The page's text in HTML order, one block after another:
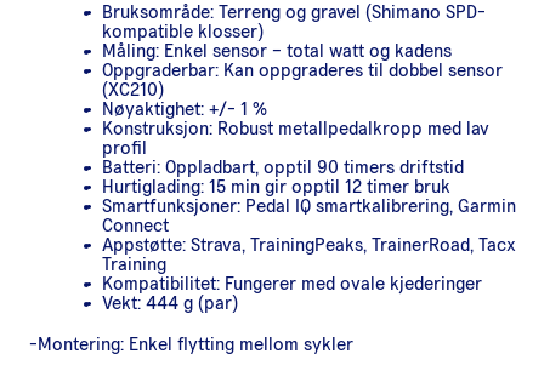
Bruksområde: Terreng og gravel (Shimano SPD-
kompatible klosser)
Måling: Enkel sensor – total watt og kadens
Oppgraderbar: Kan oppgraderes til dobbel sensor
(XC210)
Nøyaktighet: +/- 1 %
Konstruksjon: Robust metallpedalkropp med lav
profil
Batteri: Oppladbart, opptil 90 timers driftstid
Hurtiglading: 15 min gir opptil 12 timer bruk
Smartfunksjoner: Pedal IQ smartkalibrering, Garmin
Connect
Appstøtte: Strava, TrainingPeaks, TrainerRoad, Tacx
Training
Kompatibilitet: Fungerer med ovale kjederinger
Vekt: 444 g (par)
-Montering: Enkel flytting mellom sykler